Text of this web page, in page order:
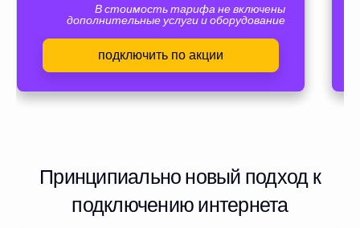
В стоимость тарифа не включены
дополнительные услуги и оборудование
подключить по акции
Принципиально новый подход к
подключению интернета